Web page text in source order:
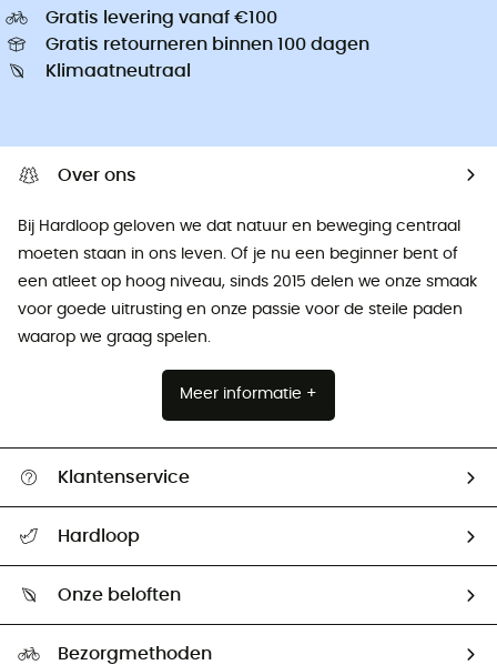
Gratis levering vanaf €100
Gratis retourneren binnen 100 dagen
Klimaatneutraal
Over ons
Bij Hardloop geloven we dat natuur en beweging centraal
moeten staan ​​in ons leven. Of je nu een beginner bent of
een atleet op hoog niveau, sinds 2015 delen we onze smaak
voor goede uitrusting en onze passie voor de steile paden
waarop we graag spelen.
Meer informatie +
Klantenservice
Mijn zending volgen
Retourzendingen & Terugbetalingen
Hardloop
Ambassadeurs
Onze beloften
Bezorgmethoden